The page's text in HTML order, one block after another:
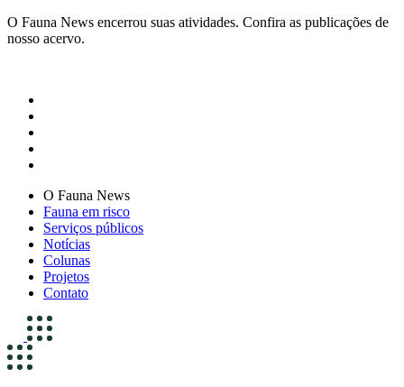
O Fauna News encerrou suas atividades. Confira as publicações de
nosso acervo.
O Fauna News
Fauna em risco
Serviços públicos
Notícias
Colunas
Projetos
Contato